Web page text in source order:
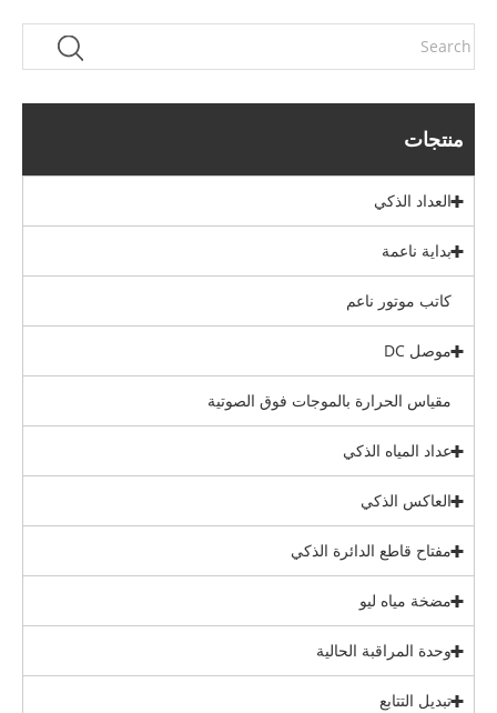
منتجات
العداد الذكي
بداية ناعمة
كاتب موتور ناعم
موصل DC
مقياس الحرارة بالموجات فوق الصوتية
عداد المياه الذكي
العاكس الذكي
مفتاح قاطع الدائرة الذكي
مضخة مياه ليو
وحدة المراقبة الحالية
تبديل التتابع